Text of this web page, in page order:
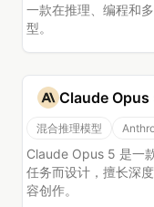
一款在推理、编程和
型。
Claude Opus
混合推理模型
Claude Opus 5 是一
任务而设计，擅长深
容创作。